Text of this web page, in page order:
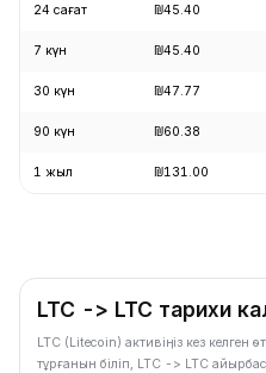
24 сағат ₪45.40
7 күн ₪45.40
30 күн ₪47.77
90 күн ₪60.38
1 жыл ₪131.00
LTC -> LTC тарихи
LTC (Litecoin) активіңіз кез келген
тұрғанын біліп, LTC -> LTC